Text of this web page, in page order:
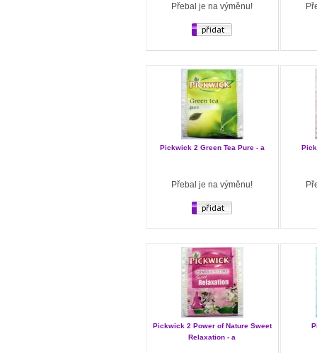
Přebal je na výměnu!
Pickwick 2 Green Tea Pure - a
Přebal je na výměnu!
Pickwick 2 Power of Nature Sweet
Relaxation - a